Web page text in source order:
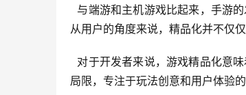
与端游和主机游戏比起来，手游
从用户的角度来说，精品化并不仅
对于开发者来说，游戏精品化意
局限，专注于玩法创意和用户体验的